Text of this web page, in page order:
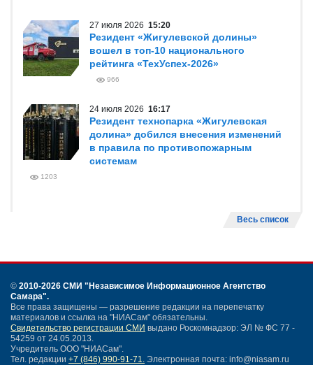
27 июля 2026 15:20
Резидент «Жигулевской долины»
вошел в топ-10 национального
рейтинга «ТехУспех-2026»
966
24 июля 2026 16:17
Резидент технопарка «Жигулевская
долина» добился внесения изменений
в правила по противопожарным
системам
1203
Весь список
© 2010-2026 СМИ "Независимое Информационное Агентство
Самара".
Все права защищены — разрешение редакции на перепечатку
материалов и ссылка на "НИАСам" обязательны.
Свидетельство регистрации СМИ выдано Роскомнадзор: ЭЛ № ФС 77 -
54259 от 24.05.2013.
Учредитель ООО "НИАСам".
Тел. редакции +7 (846) 990-91-71. Электронная почта: info@niasam.ru